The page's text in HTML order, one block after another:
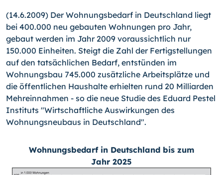
(14.6.2009) Der Wohnungsbedarf in Deutschland liegt
bei 400.000 neu gebauten Wohnungen pro Jahr,
gebaut werden im Jahr 2009 voraussichtlich nur
150.000 Einheiten. Steigt die Zahl der Fertigstellungen
auf den tatsächlichen Bedarf, entstünden im
Wohnungsbau 745.000 zusätzliche Arbeitsplätze und
die öffentlichen Haushalte erhielten rund 20 Milliarden
Mehreinnahmen - so die neue Studie des Eduard Pestel
Instituts "Wirtschaftliche Auswirkungen des
Wohnungsneubaus in Deutschland".
Wohnungsbedarf in Deutschland bis zum
Jahr 2025